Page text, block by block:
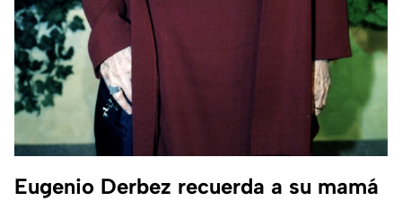
Eugenio Derbez recuerda a su mamá